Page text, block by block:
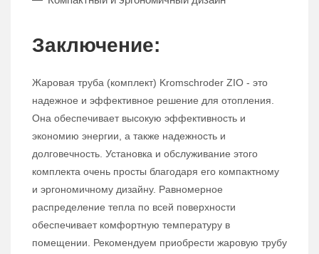
Заключение:
Жаровая труба (комплект) Kromschroder ZIO - это
надежное и эффективное решение для отопления.
Она обеспечивает высокую эффективность и
экономию энергии, а также надежность и
долговечность. Установка и обслуживание этого
комплекта очень просты благодаря его компактному
и эргономичному дизайну. Равномерное
распределение тепла по всей поверхности
обеспечивает комфортную температуру в
помещении. Рекомендуем приобрести жаровую трубу